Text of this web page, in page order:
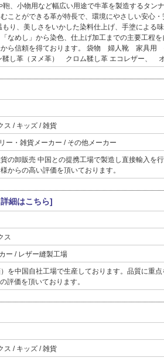
、小物用など幅広い用途で牛革を製造するタン
ことができる革が特長で、環境にやさしい安心
り、美しさをいかした染料仕上げ、手塗による
なめし」から染色、仕上げ加工までの主要工程
様から信頼を得ております。 袋物 婦人靴
し革（ヌメ革） クロム鞣し革 エコレザー、
ス / キッズ / 雑貨
ー・雑貨メーカー / その他メーカー
の卸販売 中国との提携工場で製造し直接輸入を
からの高い評価を頂いております。
細はこちら]
ス
ー / レザー縫製工場
を中国自社工場で生産しております。品質に重
評価を頂いております。
ス / キッズ / 雑貨